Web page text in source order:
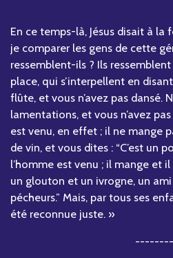
En ce temps-là, Jésus disait à
je comparer les gens de cette
ressemblent-ils ? Ils
place, qui s’interpellent en
flûte, et vous n’avez pas dansé.
lamentations, et vous n’avez
est venu, en effet ; il ne mange
de vin, et vous dites : “C’est un
l’homme est venu ; il mange et
un glouton et un ivrogne, un
pécheurs.” Mais, par tous ses
été reconnue juste. »
--------